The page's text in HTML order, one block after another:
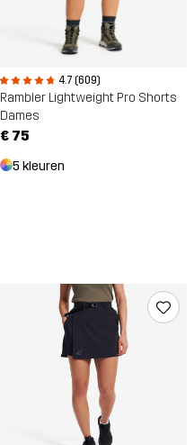
4.7 (609)
Rambler Lightweight Pro Shorts
Dames
€ 75
5 kleuren